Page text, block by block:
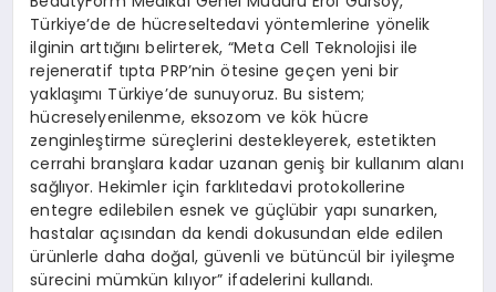
Türkiye’de de hücreseltedavi yöntemlerine yönelik
ilginin arttığını belirterek, “Meta Cell Teknolojisi ile
rejeneratif tıpta PRP’nin ötesine geçen yeni bir
yaklaşımı Türkiye’de sunuyoruz. Bu sistem;
hücreselyenilenme, eksozom ve kök hücre
zenginleştirme süreçlerini destekleyerek, estetikten
cerrahi branşlara kadar uzanan geniş bir kullanım alanı
sağlıyor. Hekimler için farklıtedavi protokollerine
entegre edilebilen esnek ve güçlübir yapı sunarken,
hastalar açısından da kendi dokusundan elde edilen
ürünlerle daha doğal, güvenli ve bütüncül bir iyileşme
sürecini mümkün kılıyor” ifadelerini kullandı.